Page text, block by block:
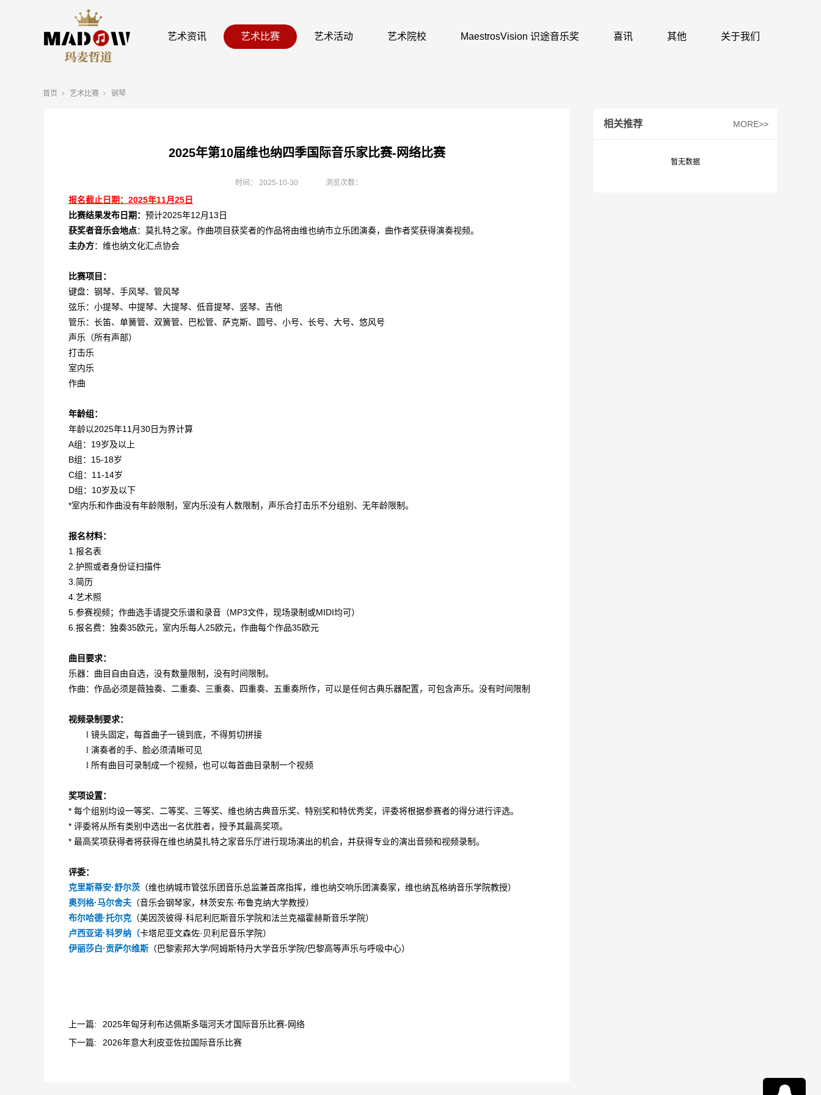
艺术资讯 艺术比赛 艺术活动 艺术院校 MaestrosVision 识途音乐奖 喜讯 其他 关于我们
首页 艺术比赛 钢琴
2025年第10届维也纳四季国际音乐家比赛-网络比赛
时间： 2025-10-30 浏览次数：
报名截止日期：2025年11月25日
比赛结果发布日期： 预计2025年12月13日
获奖者音乐会地点：莫扎特之家。作曲项目获奖者的作品将由维也纳市立乐团演奏，曲作者奖获得演奏视频。
主办方：维也纳文化汇点协会
比赛项目：
键盘：钢琴、手风琴、管风琴
弦乐：小提琴、中提琴、大提琴、低音提琴、竖琴、吉他
管乐：长笛、单簧管、双簧管、巴松管、萨克斯、圆号、小号、长号、大号、悠风号
声乐（所有声部）
打击乐
室内乐
作曲
年龄组：
年龄以2025年11月30日为界计算
A组：19岁及以上
B组：15-18岁
C组：11-14岁
D组：10岁及以下
*室内乐和作曲没有年龄限制，室内乐没有人数限制，声乐合打击乐不分组别、无年龄限制。
报名材料：
1.报名表
2.护照或者身份证扫描件
3.简历
4.艺术照
5.参赛视频；作曲选手请提交乐谱和录音（MP3文件，现场录制或MIDI均可）
6.报名费：独奏35欧元，室内乐每人25欧元，作曲每个作品35欧元
曲目要求：
乐器：曲目自由自选，没有数量限制，没有时间限制。
作曲：作品必须是薇独奏、二重奏、三重奏、四重奏、五重奏所作，可以是任何古典乐器配置，可包含声乐。没有时间限制
视频录制要求：
l 镜头固定，每首曲子一镜到底，不得剪切拼接
l 演奏者的手、脸必须清晰可见
l 所有曲目可录制成一个视频，也可以每首曲目录制一个视频
奖项设置：
* 每个组别均设一等奖、二等奖、三等奖、维也纳古典音乐奖、特别奖和特优秀奖，评委将根据参赛者的得分进行评选。
* 评委将从所有类别中选出一名优胜者，授予其最高奖项。
* 最高奖项获得者将获得在维也纳莫扎特之家音乐厅进行现场演出的机会，并获得专业的演出音频和视频录制。
评委：
克里斯蒂安·舒尔茨 （维也纳城市管弦乐团音乐总监兼首席指挥，维也纳交响乐团演奏家，维也纳瓦格纳音乐学院教授）
奥列格·马尔舍夫 （音乐会钢琴家，林茨安东·布鲁克纳大学教授）
布尔哈德·托尔克 （美因茨彼得·科尼利厄斯音乐学院和法兰克福霍赫斯音乐学院）
卢西亚诺·科罗纳（卡塔尼亚文森佐·贝利尼音乐学院）
伊丽莎白·贡萨尔维斯 （巴黎索邦大学/阿姆斯特丹大学音乐学院/巴黎高等声乐与呼吸中心）
上一篇:
2025年匈牙利布达佩斯多瑙河天才国际音乐比赛-网络
下一篇:
2026年意大利皮亚佐拉国际音乐比赛
相关推荐 MORE>>
暂无数据